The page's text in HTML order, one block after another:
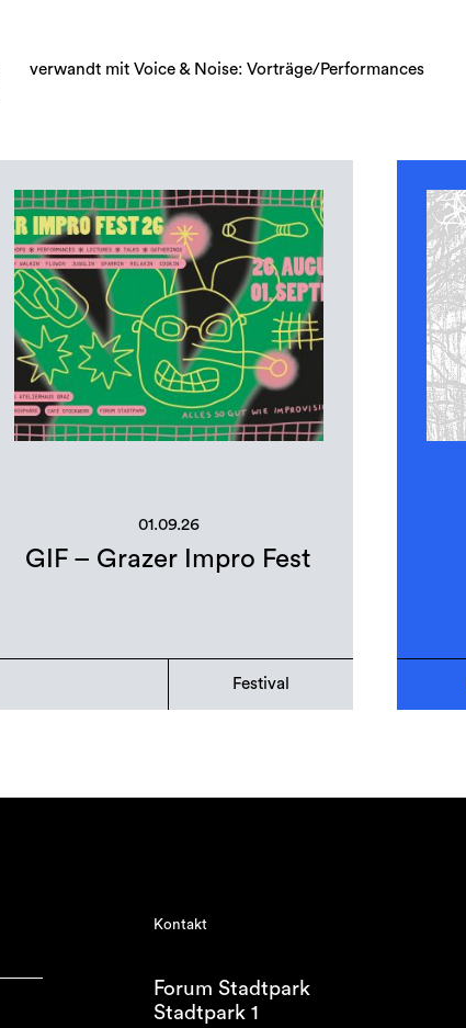
verwandt mit Voice & Noise: Vorträge/Performances
01.09.26
GIF – Grazer Impro Fest
Festival
Kontakt
Forum Stadtpark
Stadtpark 1